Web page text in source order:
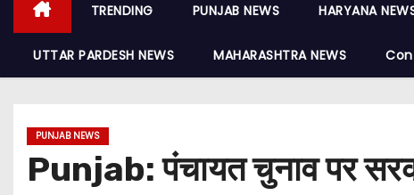
TRENDING PUNJAB NEWS HARYANA
UTTAR PARDESH NEWS MAHARASHTRA NEWS
PUNJAB NEWS
Punjab: पंचायत चुनाव पर